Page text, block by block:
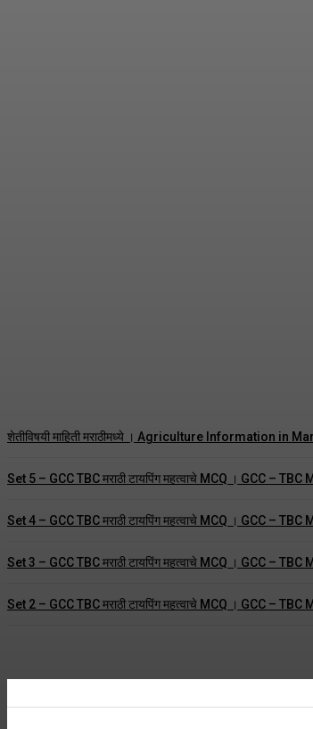
शेतीविषयी माहिती मराठीमध्ये । Agriculture Information in
Set 5 – GCC TBC मराठी टायपिंग महत्वाचे MCQ । GCC
Set 4 – GCC TBC मराठी टायपिंग महत्वाचे MCQ । GCC
Set 3 – GCC TBC मराठी टायपिंग महत्वाचे MCQ । GCC
Set 2 – GCC TBC मराठी टायपिंग महत्वाचे MCQ । GCC